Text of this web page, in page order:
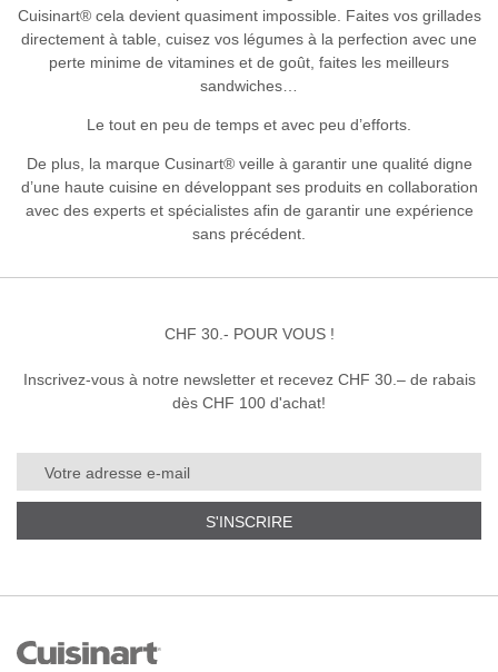
Cuisinart® cela devient quasiment impossible. Faites vos grillades
directement à table, cuisez vos légumes à la perfection avec une
perte minime de vitamines et de goût, faites les meilleurs
sandwiches…
Le tout en peu de temps et avec peu d’efforts.
De plus, la marque Cusinart® veille à garantir une qualité digne
d’une haute cuisine en développant ses produits en collaboration
avec des experts et spécialistes afin de garantir une expérience
sans précédent.
CHF 30.- POUR VOUS !
Inscrivez-vous à notre newsletter et recevez CHF 30.– de rabais
dès CHF 100 d'achat!
S'INSCRIRE